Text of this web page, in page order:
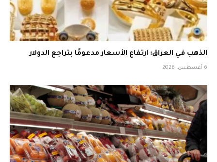
الذهب في العراق: ارتفاع الأسعار مدعومًا بتراجع الدولار
6 أغسطس، 2026